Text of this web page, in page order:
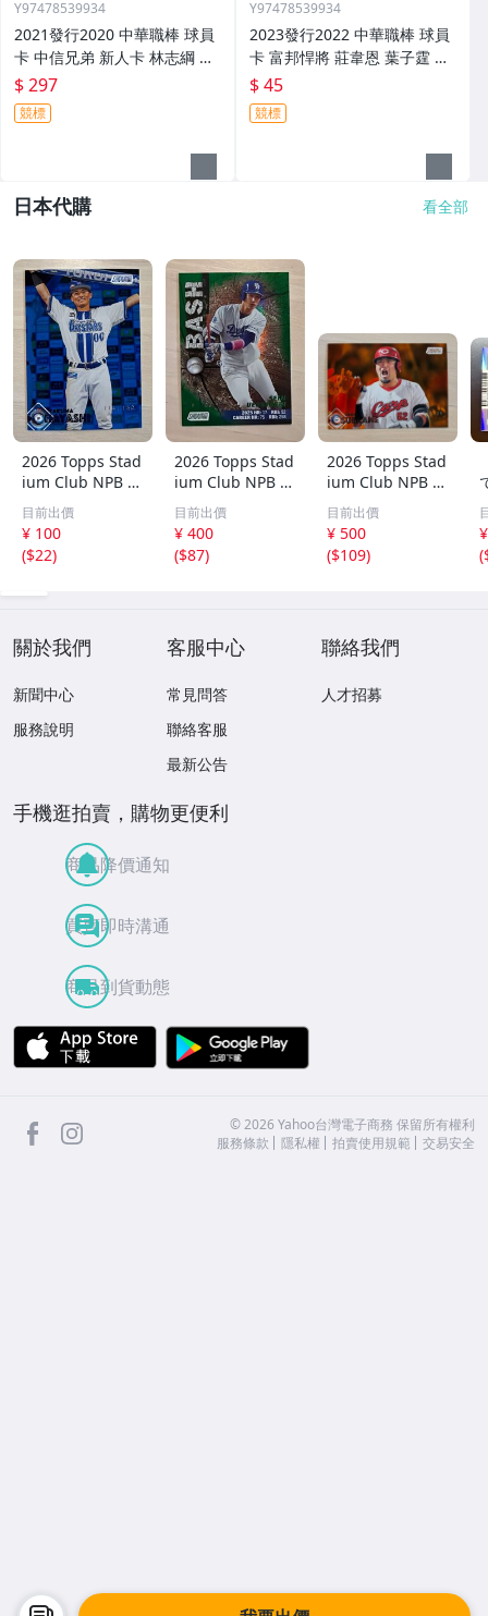
Y97478539934
2021發行2020 中華職棒 球員
卡 中信兄弟 新人卡 林志綱 親
筆簽名卡 RC35
$ 297
競標
Y97478539934
2023發行2022 中華職棒 球員
卡 富邦悍將 莊韋恩 葉子霆 親
筆簽名卡 291
$ 45
競標
日本代購 看全部
2026 Topps Stad
ium Club NPB 林
琢真 横浜DeNAベ
イスターズ 150枚
限定 シリアルカ
ード
目前出價
¥ 100
($22)
2026 Topps Stad
ium Club NPB 上
林誠知 BASH 99
シリ パラレルカ
ード 中日ドラゴ
ンズ
目前出價
¥ 400
($87)
2026 Topps Stad
ium Club NPB 広
島東洋カープ 末
包昇大 25枚限定
パラレル
目前出價
¥ 500
($109)
(
關於我們
新聞中心
服務說明
客服中心
常見問答
聯絡客服
最新公告
聯絡我們
人才招募
手機逛拍賣，購物更便利
商品降價通知
買賣即時溝通
商品到貨動態
APP Store
facebook ©2026 Yahoo台灣電子商務 保留所有權利
服務條款
隱私權 拍賣使用規範 交易安全